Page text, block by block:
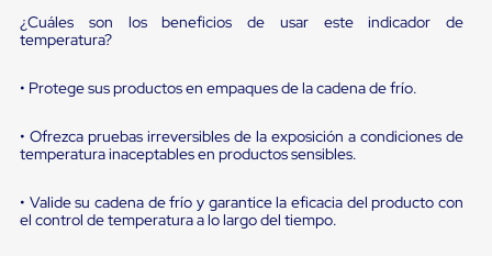
de
patio
Cargas
Sellos
para
de
andén
Sellos
¿Cuáles son los beneficios de usar este indicador de
temperatura?
• Protege sus productos en empaques de la cadena de frío.
• Ofrezca pruebas irreversibles de la exposición a condiciones de
temperatura inaceptables en productos sensibles.
• Valide su cadena de frío y garantice la eficacia del producto con
el control de temperatura a lo largo del tiempo.